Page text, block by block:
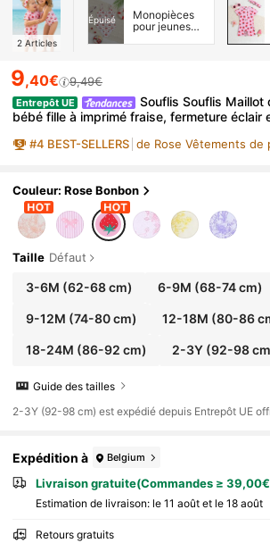
2 Articles
Épuisé
Monopièces
pour jeunes
9,40€ 9,49€
Entrepôt UE
Souflis Souflis Maillot
bébé fille à imprimé fraise, fermeture éclair
vacances. Maillot de bain bébé fille fraise.
Chemise de protection solaire bébé fille
#4 BEST-SELLERS
Couleur: Rose Bonbon
Taille Défaut
3-6M (62-68 cm) 6-9M (68-74 cm)
9-12M (74-80 cm) 12-18M (80-86
18-24M (86-92 cm) 2-3Y (92-98
Guide des tailles
​2-3Y (92-98 cm) est expédié depuis Entrepôt UE
Expédition à Belgium
Livraison gratuite(Commandes ≥
Estimation de livraison: le 11 août et le 18 août
Retours gratuits